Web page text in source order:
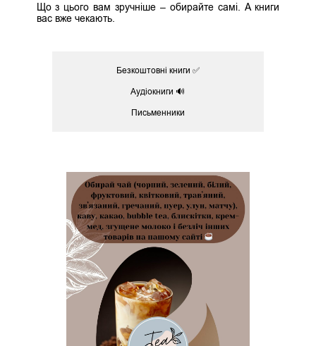
Що з цього вам зручніше – обирайте самі. А книги
вас вже чекають.
Безкоштовні книги ✅
Аудіокниги 🔊
Письменники